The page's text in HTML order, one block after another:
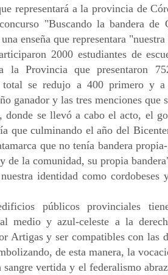
representará a la provincia de
"Buscando la bandera de
enseña que representara
2000 estudiantes de
la Provincia que presentaron
total se redujo a 400 primero y a
ganador y las tres menciones que
se llevó a cabo el acto, el
que culminando el año del
que no tenía bandera
de la comunidad, su propia
identidad como cordobeses
públicos provinciales
medio y azul-celeste a la
Artigas y ser compatibles con las
de esta manera, la
vertida y el federalismo